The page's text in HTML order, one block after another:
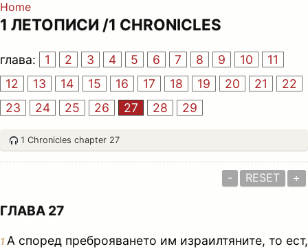
Home
1 ЛЕТОПИСИ /1 CHRONICLES
глава: 1 2 3 4 5 6 7 8 9 10
11
12
13 14 15 16 17 18 19 20 21
22
23
24 25 26 27 28 29
1 Chronicles chapter 27
- RESET +
ГЛАВА 27
1 А според преброяването им израилтяните, то ест,